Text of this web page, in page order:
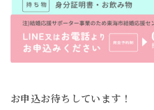
お申込お待ちしています！